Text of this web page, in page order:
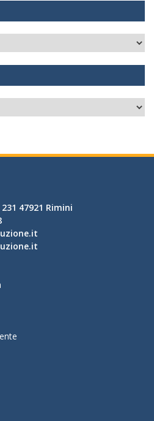
47921 Rimini